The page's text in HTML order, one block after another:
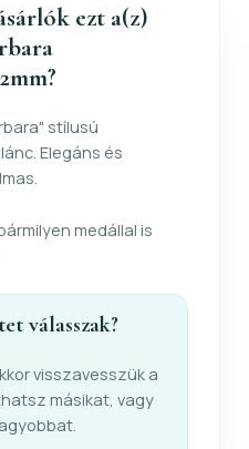
ezt a(z)
stílusú
Elegáns és
medállal is
válasszak?
visszavesszük a
másikat, vagy